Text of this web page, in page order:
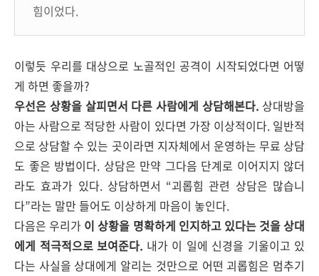
힘이었다.
이렇듯 우리를 대상으로 노골적인 공격이 시작되었다면 어떻
게 하면 좋을까?
우선은 상황을 살피면서 다른 사람에게 상담해본다. 상대방을
아는 사람으로 적당한 사람이 있다면 가장 이상적이다. 일반적
으로 상담할 수 있는 곳이라면 지자체에서 운영하는 무료 상담
도 좋은 방법이다. 상담은 만약 그다음 단계로 이어지지 않더
라도 효과가 있다. 상담하면서 “괴롭힘 관련 상담은 많습니
다”라는 말만 들어도 이상하게 마음이 놓인다.
다음은 우리가 이 상황을 명확하게 인지하고 있다는 것을 상대
에게 적극적으로 보여준다. 내가 이 일에 신경을 기울이고 있
다는 사실을 상대에게 알리는 것만으로 어떤 괴롭힘은 멈추기